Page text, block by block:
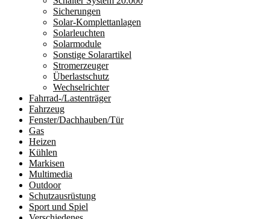
Sicherungen
Solar-Komplettanlagen
Solarleuchten
Solarmodule
Sonstige Solarartikel
Stromerzeuger
Überlastschutz
Wechselrichter
Fahrrad-/Lastenträger
Fahrzeug
Fenster/Dachhauben/Tür
Gas
Heizen
Kühlen
Markisen
Multimedia
Outdoor
Schutzausrüstung
Sport und Spiel